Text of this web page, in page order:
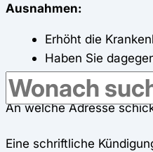
Ausnahmen:
Erhöht die
Haben Sie
Jahren.
An welche Adresse
Eine schriftliche